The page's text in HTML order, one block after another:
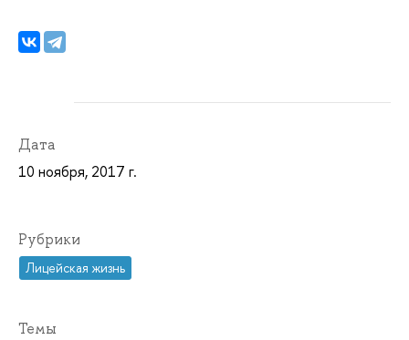
Дата
10 ноября, 2017 г.
Рубрики
Лицейская жизнь
Темы